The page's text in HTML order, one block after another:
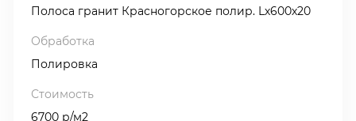
Полоса гранит Красногорское полир. Lх600х20
Полировка
6700 р/м2